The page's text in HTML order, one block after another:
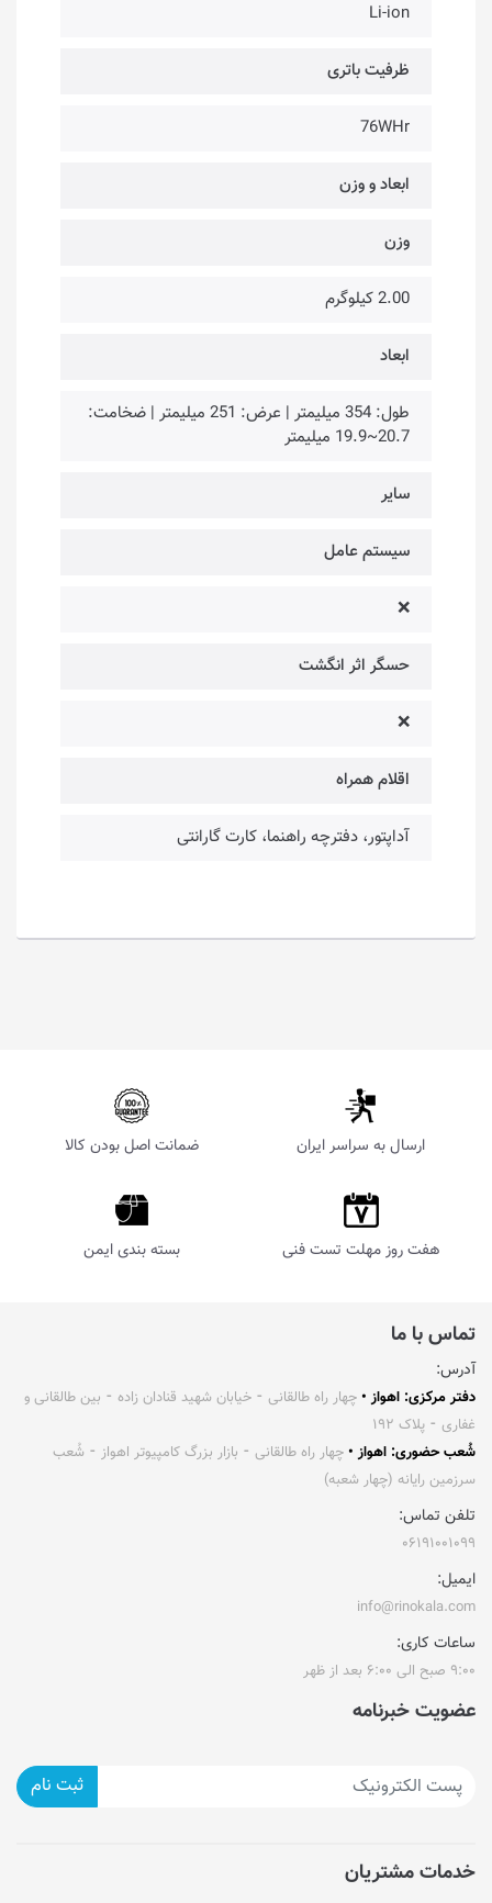
Li-ion
ظرفیت باتری
76WHr
ابعاد و وزن
وزن
2.00 کیلوگرم
ابعاد
طول: 354 میلیمتر | عرض: 251 میلیمتر | ضخامت:
20.7~19.9 میلیمتر
سایر
سیستم عامل
❌
حسگر اثر انگشت
❌
اقلام همراه
آداپتور، دفترچه راهنما، کارت گارانتی
ارسال به سراسر ایران ضمانت اصل بودن کالا
هفت روز مهلت تست فنی بسته بندی ایمن
تماس با ما
آدرس:
دفتر مرکزی: اهواز • چهار راه طالقانی ⁃ خیابان شهید قنادان زاده ⁃ بین طالقانی و
غفاری ⁃ پلاک ۱۹۲
شُعب حضوری: اهواز • چهار راه طالقانی ⁃ بازار بزرگ کامپیوتر اهواز ⁃ شُعب
سرزمین رایانه (چهار شعبه)
تلفن تماس:
۰۶۱۹۱۰۰۱۰۹۹
ایمیل:
info@rinokala.com
ساعات کاری:
۹:۰۰ صبح الی ۶:۰۰ بعد از ظهر
عضویت خبرنامه
ثبت نام
خدمات مشتریان